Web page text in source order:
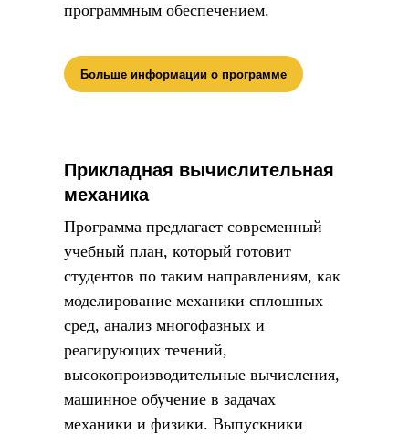
программным обеспечением.
Больше информации о программе
Прикладная вычислительная
механика
Программа предлагает современный
учебный план, который готовит
студентов по таким направлениям, как
моделирование механики сплошных
сред, анализ многофазных и
реагирующих течений,
высокопроизводительные вычисления,
машинное обучение в задачах
механики и физики. Выпускники